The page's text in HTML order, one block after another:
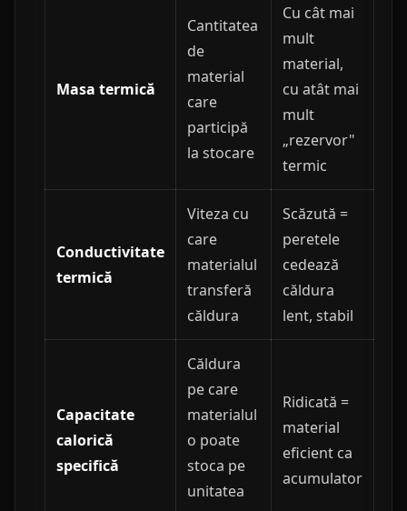
Masa termică
Cantitatea
de
material
care
participă
la stocare
Cu cât mai
mult
material,
cu atât mai
mult
„rezervor"
termic
Conductivitate
termică
Viteza cu
care
materialul
transferă
căldura
Scăzută =
peretele
cedează
căldura
lent, stabil
Capacitate
calorică
specifică
Căldura
pe care
materialul
o poate
stoca pe
unitatea
Ridicată =
material
eficient ca
acumulator